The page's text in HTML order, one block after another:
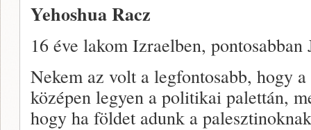
Yehoshua Racz
16 éve lakom Izraelben, pontosabban
Nekem az volt a legfontosabb, hogy
középen legyen a politikai palettán,
hogy ha földet adunk a